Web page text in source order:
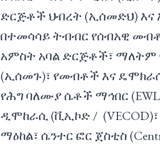
ድርጅቶች ህብረት (ኢሰመድህ) እና
በተመሳሳይ ትብብር የሰብአዊ
አምስት አባል ድርጅቶች፣
(ኢሰመጉ)፣ የመብቶች እና
የሕግ ባለሙያ ሴቶች ማኅበር
ዲሞከራሲ (ቪኢኮድ /
ማዕከል፣ ሴንተር ፎር ጀስቲስ